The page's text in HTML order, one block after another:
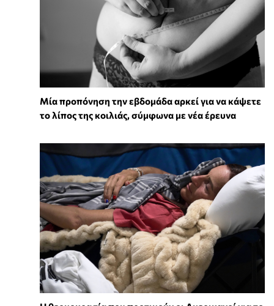
Μία προπόνηση την εβδομάδα αρκεί για να κάψετε
το λίπος της κοιλιάς, σύμφωνα με νέα έρευνα